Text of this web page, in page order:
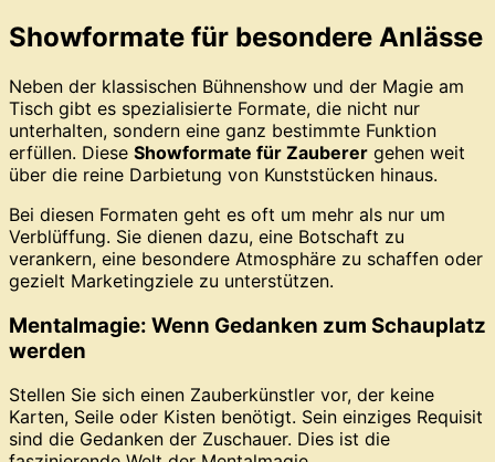
Showformate für besondere Anlässe
Neben der klassischen Bühnenshow und der Magie am
Tisch gibt es spezialisierte Formate, die nicht nur
unterhalten, sondern eine ganz bestimmte Funktion
erfüllen. Diese Showformate für Zauberer gehen weit
über die reine Darbietung von Kunststücken hinaus.
Bei diesen Formaten geht es oft um mehr als nur um
Verblüffung. Sie dienen dazu, eine Botschaft zu
verankern, eine besondere Atmosphäre zu schaffen oder
gezielt Marketingziele zu unterstützen.
Mentalmagie: Wenn Gedanken zum Schauplatz
werden
Stellen Sie sich einen Zauberkünstler vor, der keine
Karten, Seile oder Kisten benötigt. Sein einziges Requisit
sind die Gedanken der Zuschauer. Dies ist die